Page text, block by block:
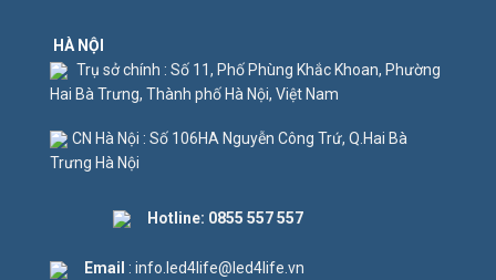
HÀ NỘI
Trụ sở chính : Số 11, Phố Phùng Khắc Khoan, Phường
Hai Bà Trưng, Thành phố Hà Nội, Việt Nam
CN Hà Nội : Số 106HA Nguyễn Công Trứ, Q.Hai Bà
Trưng Hà Nội
Hotline: 0855 557 557
Email : info.led4life@led4life.vn